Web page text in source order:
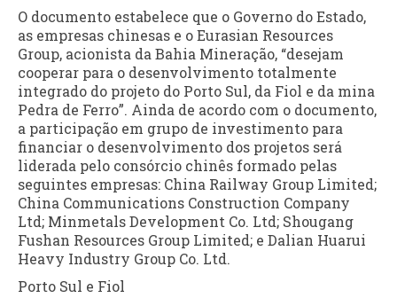
O documento estabelece que o Governo do Estado,
as empresas chinesas e o Eurasian Resources
Group, acionista da Bahia Mineração, “desejam
cooperar para o desenvolvimento totalmente
integrado do projeto do Porto Sul, da Fiol e da mina
Pedra de Ferro”. Ainda de acordo com o documento,
a participação em grupo de investimento para
financiar o desenvolvimento dos projetos será
liderada pelo consórcio chinês formado pelas
seguintes empresas: China Railway Group Limited;
China Communications Construction Company
Ltd; Minmetals Development Co. Ltd; Shougang
Fushan Resources Group Limited; e Dalian Huarui
Heavy Industry Group Co. Ltd.
Porto Sul e Fiol